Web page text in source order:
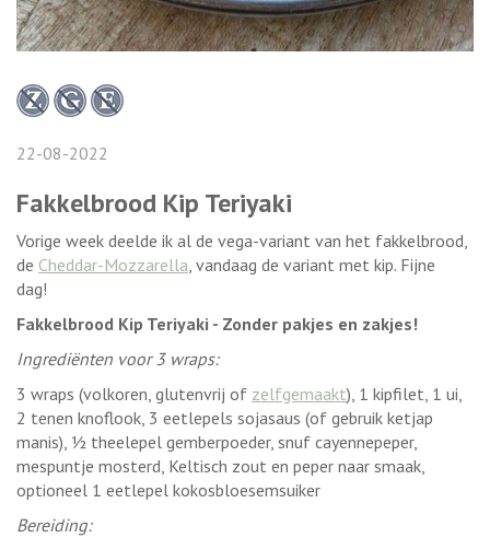
22-08-2022
Fakkelbrood Kip Teriyaki
Vorige week deelde ik al de vega-variant van het fakkelbrood,
de Cheddar-Mozzarella , vandaag de variant met kip. Fijne
dag!
Fakkelbrood Kip Teriyaki - Zonder pakjes en zakjes!
Ingrediënten voor 3 wraps:
3 wraps (volkoren, glutenvrij of zelfgemaakt), 1 kipfilet, 1 ui,
2 tenen knoflook, 3 eetlepels sojasaus (of gebruik ketjap
manis), ½ theelepel gemberpoeder, snuf cayennepeper,
mespuntje mosterd, Keltisch zout en peper naar smaak,
optioneel 1 eetlepel kokosbloesemsuiker
Bereiding: